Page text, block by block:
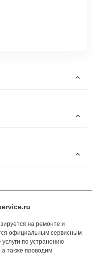
на ремонте и
официальным сервисным
по устранению
а также проводим